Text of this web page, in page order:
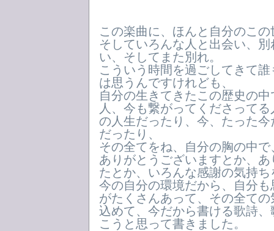
この楽曲に、ほんと自分のこ
そしていろんな人と出会い、
い、そしてまた別れ。
こういう時間を過ごしてきて
は思うんですけれども、
自分の生きてきたこの歴史の
人、今も繋がってくださって
の人生だったり、今、たった
だったり、
その全てをね、自分の胸の中
ありがとうございますとか、
たとか、いろんな感謝の気持
今の自分の環境だから、自分
がたくさんあって、その全て
込めて、今だから書ける歌詩
こうと思って書きました。